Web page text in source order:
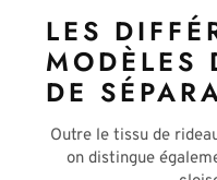
LES
MODÈLES
DE
Outre le tissu de
on distingue